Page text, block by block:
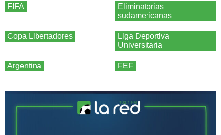
FIFA
Eliminatorias
sudamericanas
Copa Libertadores
Liga Deportiva
Universitaria
Argentina FEF